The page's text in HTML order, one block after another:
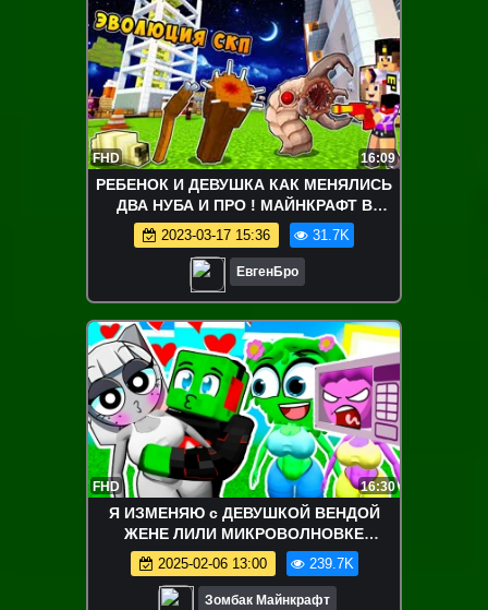
FHD 16:09
РЕБЕНОК И ДЕВУШКА КАК МЕНЯЛИСЬ
ДВА НУБА И ПРО ! МАЙНКРАФТ В
РЕАЛЬНОЙ ЖИЗНИ ВИДЕО ТРОЛЛИНГ
MINECRAFT
2023-03-17 15:36 31.7K
ЕвгенБро
FHD 16:30
Я ИЗМЕНЯЮ с ДЕВУШКОЙ ВЕНДОЙ
ЖЕНЕ ЛИЛИ МИКРОВОЛНОВКЕ
СПРУНКИ в МАЙНКРАФТ
2025-02-06 13:00 239.7K
Зомбак Майнкрафт